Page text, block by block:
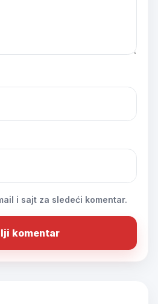
i sajt za sledeći komentar.